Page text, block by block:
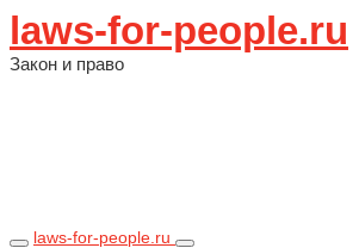
laws-for-people.ru
Закон и право
laws-for-people.ru